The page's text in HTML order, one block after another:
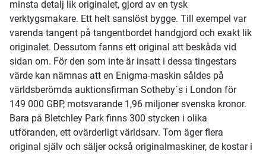
minsta detalj lik originalet, gjord av en tysk
verktygsmakare. Ett helt sanslöst bygge. Till exempel var
varenda tangent på tangentbordet handgjord och exakt lik
originalet. Dessutom fanns ett original att beskåda vid
sidan om. För den som inte är insatt i dessa tingestars
värde kan nämnas att en Enigma-maskin såldes på
världsberömda auktionsfirman Sotheby´s i London för
149 000 GBP, motsvarande 1,96 miljoner svenska kronor.
Bara på Bletchley Park finns 300 stycken i olika
utföranden, ett ovärderligt världsarv. Tom äger flera
original själv och säljer också originalmaskiner, de kostar i